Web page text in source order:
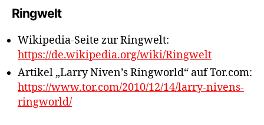
Ringwelt
Wikipedia-Seite zur Ringwelt:
https://de.wikipedia.org/wiki/Ringwelt
Artikel „Larry Niven’s Ringworld“ auf Tor.com:
https://www.tor.com/2010/12/14/larry-nivens-
ringworld/